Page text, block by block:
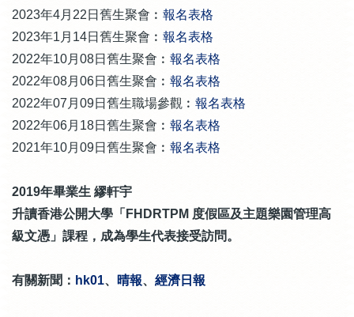
2023年4月22日舊生聚會︰ 報名表格
2023年1月14日舊生聚會︰ 報名表格
2022年10月08日舊生聚會︰ 報名表格
2022年08月06日舊生聚會︰ 報名表格
2022年07月09日舊生職場參觀︰ 報名表格
2022年06月18日舊生聚會︰ 報名表格
2021年10月09日舊生聚會︰ 報名表格
2019年畢業生 繆軒宇
升讀香港公開大學「FHDRTPM 度假區及主題樂園管理高
級文憑」課程，成為學生代表接受訪問。
有關新聞： hk01、 晴報、 經濟日報